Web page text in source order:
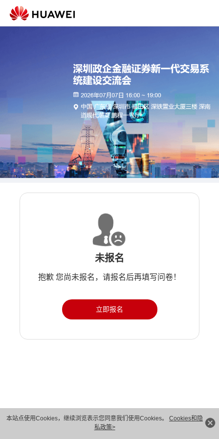
本站点使用Cookies，继续浏览表示您同意我们使用Cookies。 Cookies和隐
私政策>
未报名
抱歉 您尚未报名，请报名后再填写问卷！
立即报名
版权所有 © 华为技术有限公司 1998-2026。 保留一切权利。粤A2-20044005号
隐私保护
法律声明